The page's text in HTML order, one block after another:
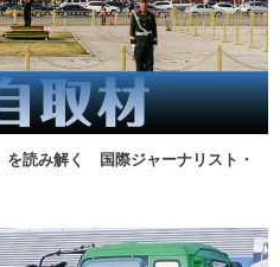
を読み解く 国際ジャーナリスト・